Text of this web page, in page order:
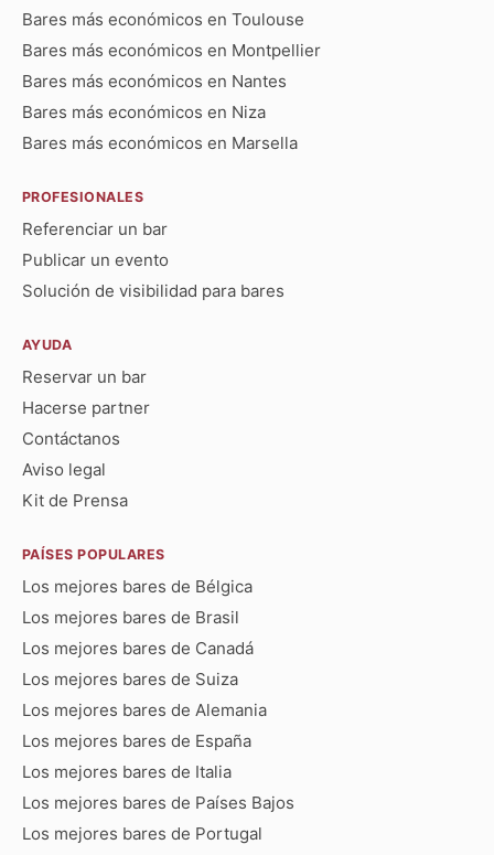
Bares más económicos en Toulouse
Bares más económicos en Montpellier
Bares más económicos en Nantes
Bares más económicos en Niza
Bares más económicos en Marsella
PROFESIONALES
Referenciar un bar
Publicar un evento
Solución de visibilidad para bares
AYUDA
Reservar un bar
Hacerse partner
Contáctanos
Aviso legal
Kit de Prensa
PAÍSES POPULARES
Los mejores bares de Bélgica
Los mejores bares de Brasil
Los mejores bares de Canadá
Los mejores bares de Suiza
Los mejores bares de Alemania
Los mejores bares de España
Los mejores bares de Italia
Los mejores bares de Países Bajos
Los mejores bares de Portugal